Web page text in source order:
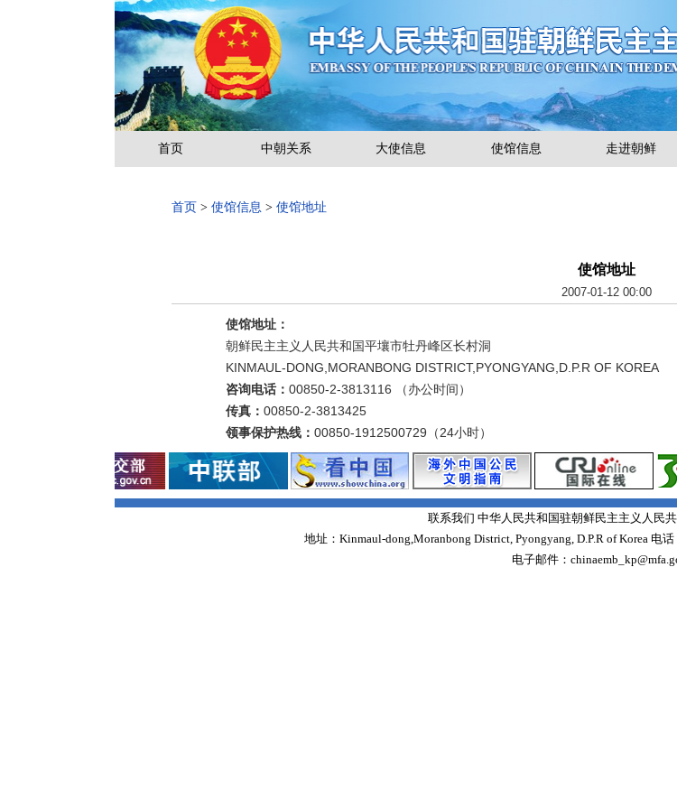
首页 中朝关系 大使信息 使馆信息 走进朝鲜
首页 > 使馆信息 > 使馆地址
使馆地址
2007-01-12 00:00
使馆地址：
朝鲜民主主义人民共和国平壤市牡丹峰区长村洞
KINMAUL-DONG,MORANBONG DISTRICT,PYONGYANG,D.P.R OF KOREA
咨询电话： 00850-2-3813116 （办公时间）
传真： 00850-2-3813425
领事保护热线： 00850-1912500729（24小时）
联系我们 中华人民共和国驻朝鲜民主主义人民
地址：Kinmaul-dong,Moranbong District, Pyongyang, D.P.R of Korea 电
电子邮件：